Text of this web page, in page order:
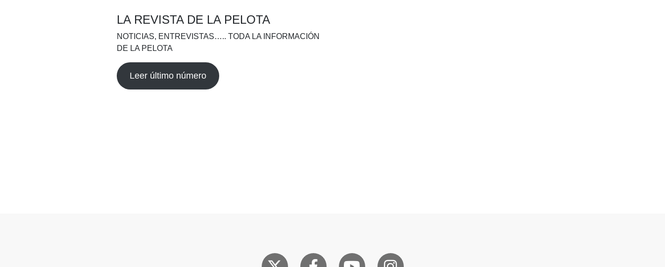
LA REVISTA DE LA PELOTA
NOTICIAS, ENTREVISTAS….. TODA LA INFORMACIÓN
DE LA PELOTA
Leer último número